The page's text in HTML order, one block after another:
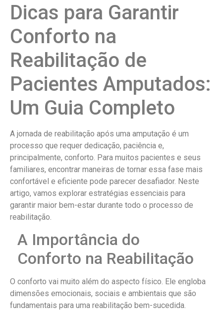
Dicas para Garantir
Conforto na
Reabilitação de
Pacientes Amputados:
Um Guia Completo
A jornada de reabilitação após uma amputação é um
processo que requer dedicação, paciência e,
principalmente, conforto. Para muitos pacientes e seus
familiares, encontrar maneiras de tornar essa fase mais
confortável e eficiente pode parecer desafiador. Neste
artigo, vamos explorar estratégias essenciais para
garantir maior bem-estar durante todo o processo de
reabilitação.
A Importância do
Conforto na Reabilitação
O conforto vai muito além do aspecto físico. Ele engloba
dimensões emocionais, sociais e ambientais que são
fundamentais para uma reabilitação bem-sucedida.